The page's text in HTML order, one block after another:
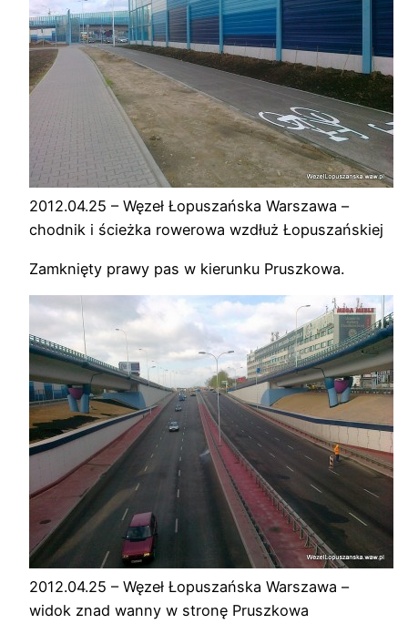
2012.04.25 – Węzeł Łopuszańska Warszawa –
chodnik i ścieżka rowerowa wzdłuż Łopuszańskiej
Zamknięty prawy pas w kierunku Pruszkowa.
2012.04.25 – Węzeł Łopuszańska Warszawa –
widok znad wanny w stronę Pruszkowa